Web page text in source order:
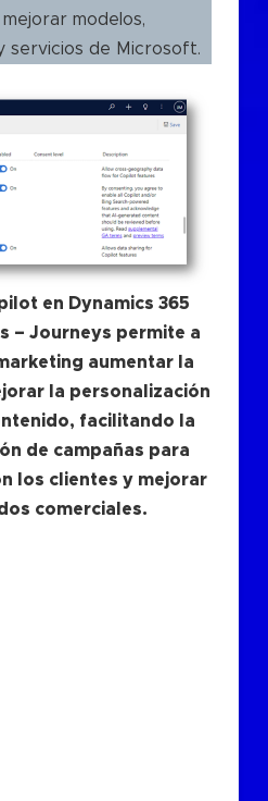
modelos,
servicios de Microsoft.
en Dynamics 365
– Journeys permite a
aumentar la
la personalización
facilitando la
de campañas para
los clientes y mejorar
comerciales.